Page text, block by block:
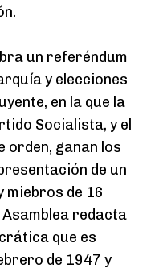
un referéndum
y elecciones
en la que la
Socialista, y el
orden, ganan los
de un
miebros de 16
redacta
que es
de 1947 y